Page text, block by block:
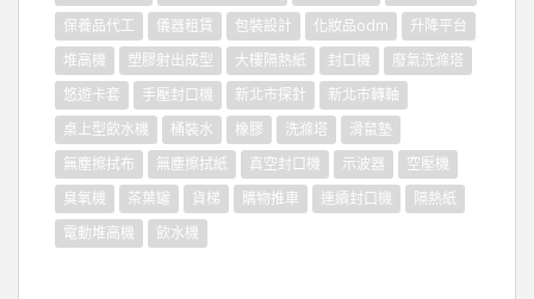
保養品代工
儀器租賃 包裝設計 化妝品odm
升降平台
堆高機
塑膠射出成型 大樓隔熱紙 封口機
廢氣洗滌塔
悠遊卡套
手壓封口機 新北市探針
新北市轉軸
桌上型飲水機
桶裝水 橡膠 洗滌塔
滑鼠墊
無塵擦拭布
無塵擦拭紙 真空封口機 示波器
空壓機
臭氧機
茶葉罐 貨梯 購物推車 連續封口機
隔熱紙
電動堆高機
飲水機